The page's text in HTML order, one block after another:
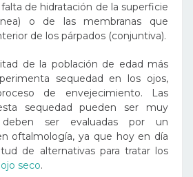
de hidratación de la superficie
o de las membranas que
de los párpados (conjuntiva).
de la población de edad más
sequedad en los ojos,
de envejecimiento. Las
sequedad pueden ser muy
ser evaluadas por un
oftalmología, ya que hoy en día
de alternativas para tratar los
ojo seco.